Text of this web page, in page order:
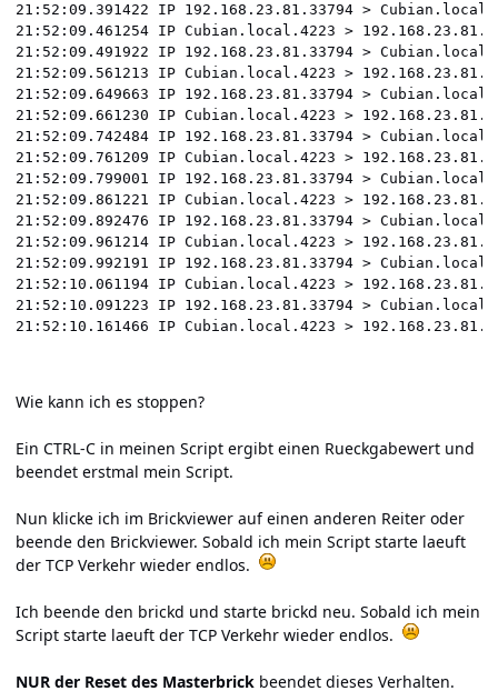
21:52:09.391422 IP 192.168.23.81.33794 >
21:52:09.461254 IP Cubian.local.4223 >
21:52:09.491922 IP 192.168.23.81.33794 >
21:52:09.561213 IP Cubian.local.4223 >
21:52:09.649663 IP 192.168.23.81.33794 >
21:52:09.661230 IP Cubian.local.4223 >
21:52:09.742484 IP 192.168.23.81.33794 >
21:52:09.761209 IP Cubian.local.4223 >
21:52:09.799001 IP 192.168.23.81.33794 >
21:52:09.861221 IP Cubian.local.4223 >
21:52:09.892476 IP 192.168.23.81.33794 >
21:52:09.961214 IP Cubian.local.4223 >
21:52:09.992191 IP 192.168.23.81.33794 >
21:52:10.061194 IP Cubian.local.4223 >
21:52:10.091223 IP 192.168.23.81.33794 >
21:52:10.161466 IP Cubian.local.4223 >
Wie kann ich es stoppen?
Ein CTRL-C in meinen Script ergibt einen Rueckgabewert und
beendet erstmal mein Script.
Nun klicke ich im Brickviewer auf einen anderen Reiter oder
beende den Brickviewer. Sobald ich mein Script starte laeuft
der TCP Verkehr wieder endlos.
Ich beende den brickd und starte brickd neu. Sobald ich mein
Script starte laeuft der TCP Verkehr wieder endlos.
NUR der Reset des Masterbrick beendet dieses Verhalten.